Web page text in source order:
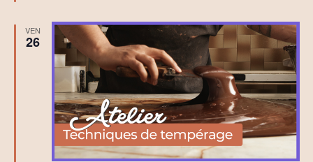
h
o
c
l
a
r
é
a
t
VEN
26